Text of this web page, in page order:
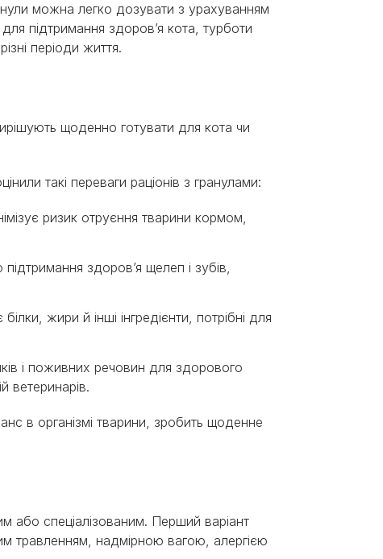
можна легко дозувати з урахуванням
підтримання здоров’я кота, турботи
періоди життя.
щоденно готувати для кота чи
такі переваги раціонів з гранулами:
ризик отруєння тварини кормом,
здоров’я щелеп і зубів,
жири й інші інгредієнти, потрібні для
і поживних речовин для здорового
ветеринарів.
в організмі тварини, зробить щоденне
або спеціалізованим. Перший варіант
травленням, надмірною вагою, алергією